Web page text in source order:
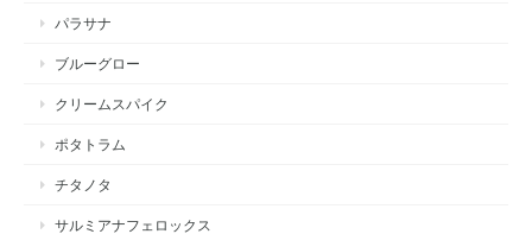
パラサナ
ブルーグロー
クリームスパイク
ポタトラム
チタノタ
サルミアナフェロックス